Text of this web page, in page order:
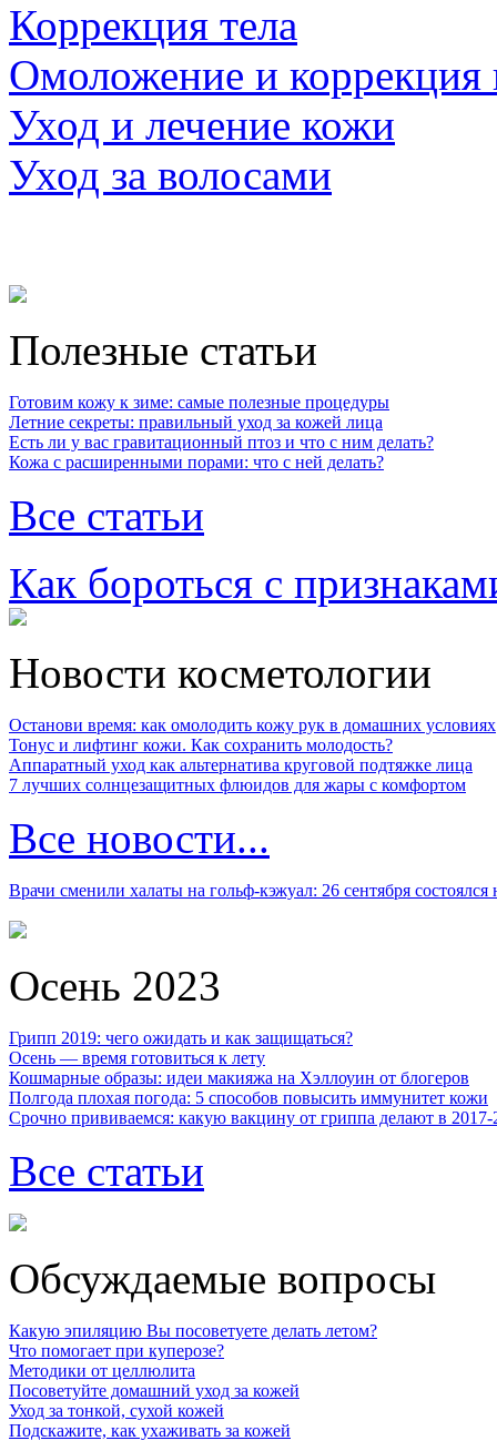
Коррекция тела
Омоложение и коррекция
Уход и лечение кожи
Уход за волосами
Полезные статьи
Готовим кожу к зиме: самые полезные процедуры
Летние секреты: правильный уход за кожей лица
Есть ли у вас гравитационный птоз и что с ним делать?
Кожа с расширенными порами: что с ней делать?
Все статьи
Как бороться с
Новости косметологии
Останови время: как омолодить кожу рук в домашних условиях
Тонус и лифтинг кожи. Как сохранить молодость?
Аппаратный уход как альтернатива круговой подтяжке лица
7 лучших солнцезащитных флюидов для жары с комфортом
Все новости...
Врачи сменили халаты на гольф-кэжуал: 26 сентября
Осень 2023
Грипп 2019: чего ожидать и как защищаться?
Осень — время готовиться к лету
Кошмарные образы: идеи макияжа на Хэллоуин от блогеров
Полгода плохая погода: 5 способов повысить иммунитет кожи
Срочно прививаемся: какую вакцину от гриппа делают в 2017-
Все статьи
Обсуждаемые вопросы
Какую эпиляцию Вы посоветуете делать летом?
Что помогает при куперозе?
Методики от целлюлита
Посоветуйте домашний уход за кожей
Уход за тонкой, сухой кожей
Подскажите, как ухаживать за кожей